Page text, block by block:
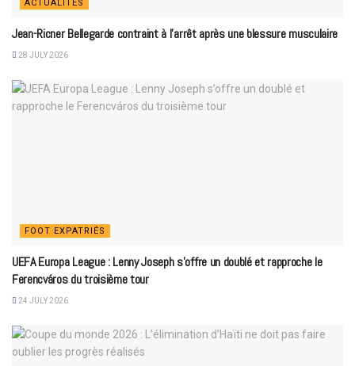
ACTUALITÉS
Jean-Ricner Bellegarde contraint à l’arrêt après une blessure musculaire
28 JULY 2026
FOOT EXPATRIÉS
UEFA Europa League : Lenny Joseph s’offre un doublé et rapproche le
Ferencváros du troisième tour
24 JULY 2026